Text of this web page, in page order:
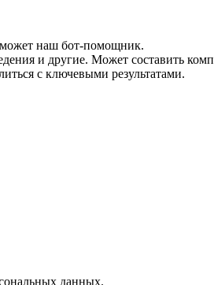
наш бот-помощник.
и другие. Может составить
с ключевыми результатами.
данных.